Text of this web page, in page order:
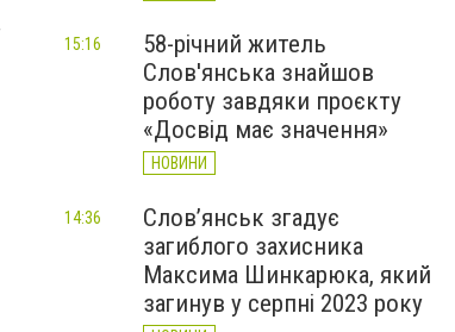
58-річний житель
Слов'янська знайшов
роботу завдяки проєкту
«Досвід має значення»
НОВИНИ
15:16
Слов’янськ згадує
загиблого захисника
Максима Шинкарюка, який
загинув у серпні 2023 року
14:36